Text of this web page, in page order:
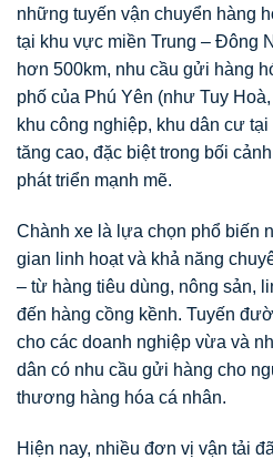
những tuyến vận chuyển hàng
tại khu vực miền Trung – Đông
hơn 500km, nhu cầu gửi hàng
phố của Phú Yên (như Tuy
khu công nghiệp, khu dân cư
tăng cao, đặc biệt trong bối
phát triển mạnh mẽ.
Chành xe là lựa chọn phổ biến
gian linh hoạt và khả năng
– từ hàng tiêu dùng, nông sản,
đến hàng cồng kềnh. Tuyến
cho các doanh nghiệp vừa và
dân có nhu cầu gửi hàng cho
thương hàng hóa cá nhân.
Hiện nay, nhiều đơn vị vận tải